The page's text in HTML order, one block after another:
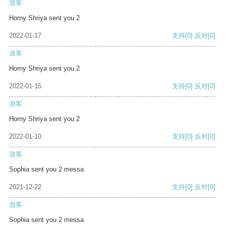
游客
Horny Shriya sent you 2
2022-01-17 支持[0] 反对[0]
游客
Horny Shriya sent you 2
2022-01-15 支持[0] 反对[0]
游客
Horny Shriya sent you 2
2022-01-10 支持[0] 反对[0]
游客
Sophia sent you 2 messa
2021-12-22 支持[0] 反对[0]
游客
Sophia sent you 2 messa